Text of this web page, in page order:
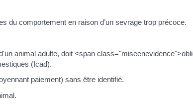
du comportement en raison d’un sevrage trop précoce.
animal adulte, doit <span
(Icad).
paiement) sans être identifié.